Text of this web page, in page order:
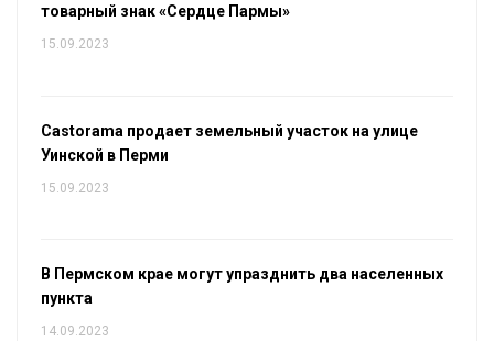
товарный знак «Сердце Пармы»
15.09.2023
Castorama продает земельный участок на улице
Уинской в Перми
15.09.2023
В Пермском крае могут упразднить два населенных
пункта
14.09.2023